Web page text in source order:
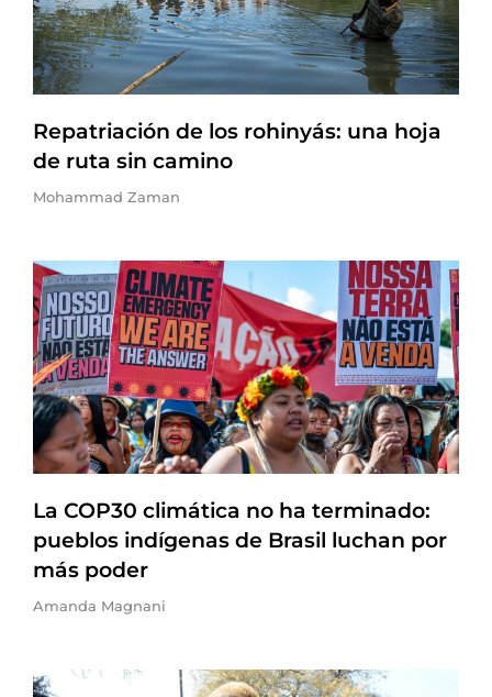
Repatriación de los rohinyás: una hoja
de ruta sin camino
Mohammad Zaman
La COP30 climática no ha terminado:
pueblos indígenas de Brasil luchan por
más poder
Amanda Magnani